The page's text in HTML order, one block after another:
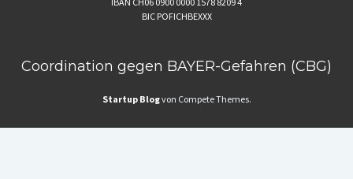
BIC POFICHBEXXX
Coordination gegen BAYER-Gefahren (CBG)
Startup Blogvon Compete Themes.